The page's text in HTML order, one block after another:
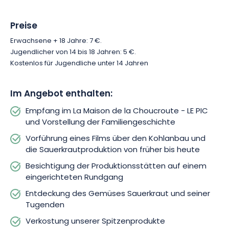
Preise
Erwachsene + 18 Jahre: 7 €.
Jugendlicher von 14 bis 18 Jahren: 5 €.
Kostenlos für Jugendliche unter 14 Jahren
Im Angebot enthalten:
Empfang im La Maison de la Choucroute - LE PIC
und Vorstellung der Familiengeschichte
Vorführung eines Films über den Kohlanbau und
die Sauerkrautproduktion von früher bis heute
Besichtigung der Produktionsstätten auf einem
eingerichteten Rundgang
Entdeckung des Gemüses Sauerkraut und seiner
Tugenden
Verkostung unserer Spitzenprodukte